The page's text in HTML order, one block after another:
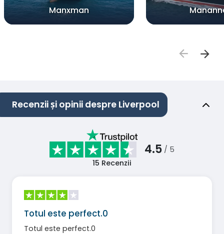
Manxman
Recenzii și opinii despre Liverpool
4.5 / 5
15 Recenzii
Totul este perfect.0
Totul este perfect.0